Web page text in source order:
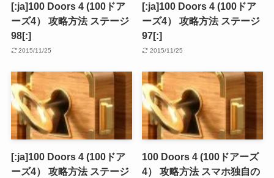
[:ja]100 Doors 4 (100ドア
ーズ4） 攻略方法 ステージ
98[:]
2015/11/25
[:ja]100 Doors 4 (100ドア
ーズ4） 攻略方法 ステージ
97[:]
2015/11/25
[:ja]100 Doors 4 (100ドア
ーズ4） 攻略方法 ステージ
100 Doors 4 (100ドアーズ
4） 攻略方法 スマホ独自の